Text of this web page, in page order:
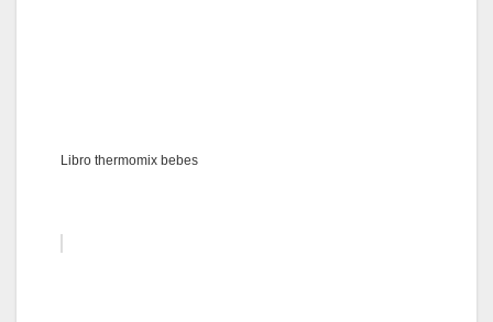
Libro thermomix bebes